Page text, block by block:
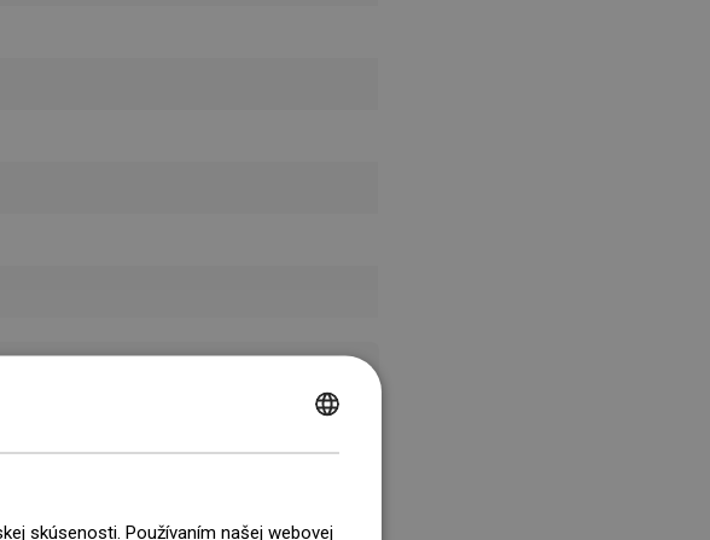
skúsenosti. Používaním našej webovej